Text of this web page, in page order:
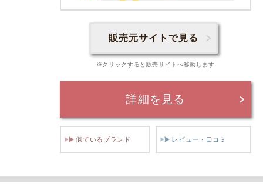
販売元サイトで見る
※クリックすると販売サイトへ移動します
詳細を見る
似ているブランド レビュー・口コミ